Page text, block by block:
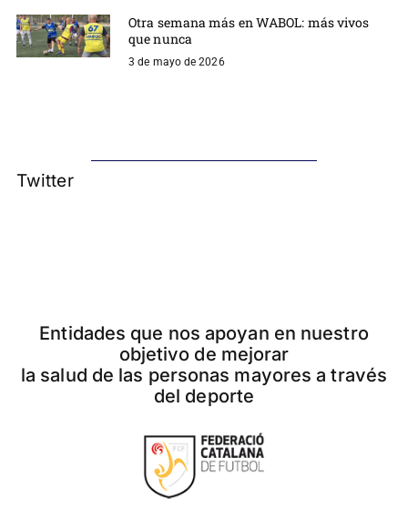
Otra semana más en WABOL: más vivos
que nunca
3 de mayo de 2026
Twitter
Entidades que nos apoyan en nuestro
objetivo de mejorar
la salud de las personas mayores a través
del deporte